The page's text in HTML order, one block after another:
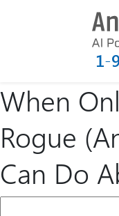
1-
When
Rogue
Can Do